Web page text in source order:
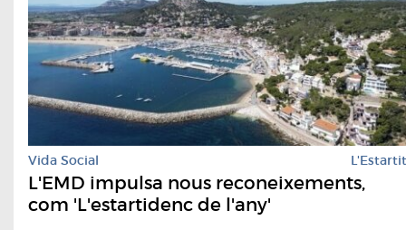
Vida Social L'Estartit
L'EMD impulsa nous reconeixements,
com 'L'estartidenc de l'any'